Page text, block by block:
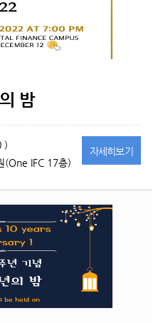
밤
)
(One IFC 17층)
자세히보기